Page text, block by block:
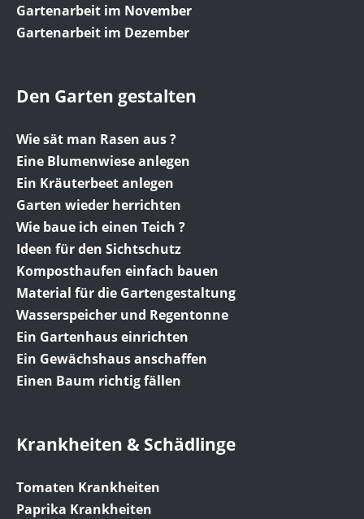
Gartenarbeit im November
Gartenarbeit im Dezember
Den Garten gestalten
Wie sät man Rasen aus ?
Eine Blumenwiese anlegen
Ein Kräuterbeet anlegen
Garten wieder herrichten
Wie baue ich einen Teich ?
Ideen für den Sichtschutz
Komposthaufen einfach bauen
Material für die Gartengestaltung
Wasserspeicher und Regentonne
Ein Gartenhaus einrichten
Ein Gewächshaus anschaffen
Einen Baum richtig fällen
Krankheiten & Schädlinge
Tomaten Krankheiten
Paprika Krankheiten